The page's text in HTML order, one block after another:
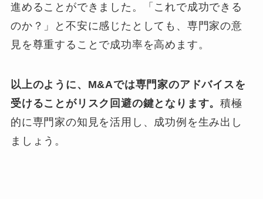
進めることができました。「これで成功できる
のか？」と不安に感じたとしても、専門家の意
見を尊重することで成功率を高めます。
以上のように、M&Aでは専門家のアドバイスを
受けることがリスク回避の鍵となります。積極
的に専門家の知見を活用し、成功例を生み出し
ましょう。